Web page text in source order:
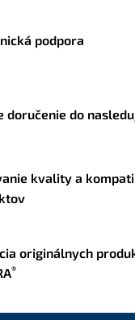
podpora
doručenie do
kvality a
originálnych
®